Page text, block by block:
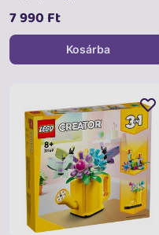
7 990 Ft
Kosárba